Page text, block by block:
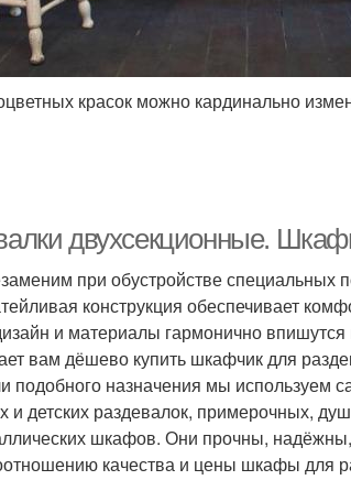
красок можно кардинально
двухсекционные.
при обустройстве специальных
конструкция обеспечивает
и материалы гармонично
вам дёшево купить шкафчик для
подобного назначения мы используем
и детских раздевалок, примерочных,
шкафов. Они прочны,
качества и цены шкафы для